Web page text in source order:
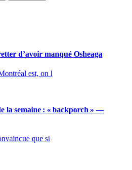
d’avoir manqué Osheaga
est, on l
la semaine : « backporch » —
que si